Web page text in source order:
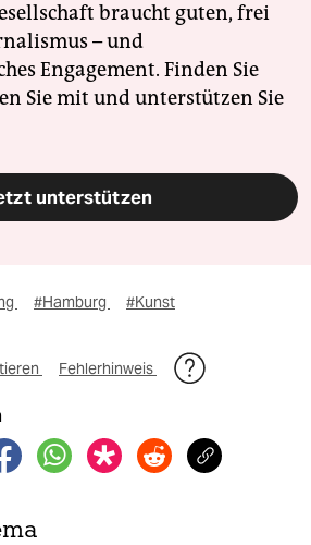
braucht guten, frei
– und
Engagement. Finden Sie
Sie mit und unterstützen Sie
unterstützen
#Hamburg #Kunst
Fehlerhinweis